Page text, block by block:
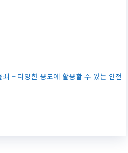
– 다양한 용도에 활용할 수 있는 안전